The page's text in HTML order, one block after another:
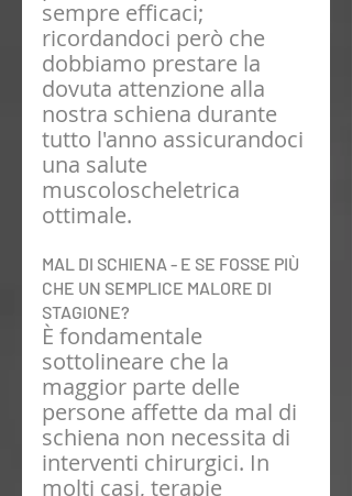
sempre efficaci;
ricordandoci però che
dobbiamo prestare la
dovuta attenzione alla
nostra schiena durante
tutto l'anno assicurandoci
una salute
muscoloscheletrica
ottimale.
MAL DI SCHIENA - E SE FOSSE PIÙ
CHE UN SEMPLICE MALORE DI
STAGIONE?
È fondamentale
sottolineare che la
maggior parte delle
persone affette da mal di
schiena non necessita di
interventi chirurgici. In
molti casi, terapie